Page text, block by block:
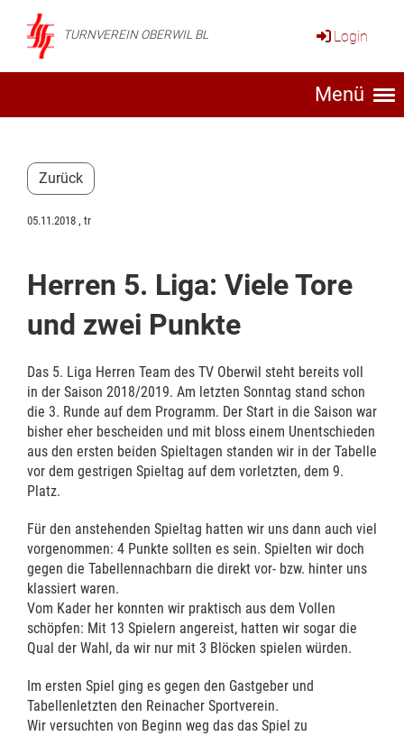
TURNVEREIN OBERWIL BL Login
Menü
Zurück
05.11.2018 , tr
Herren 5. Liga: Viele Tore
und zwei Punkte
Das 5. Liga Herren Team des TV Oberwil steht bereits voll
in der Saison 2018/2019. Am letzten Sonntag stand schon
die 3. Runde auf dem Programm. Der Start in die Saison war
bisher eher bescheiden und mit bloss einem Unentschieden
aus den ersten beiden Spieltagen standen wir in der Tabelle
vor dem gestrigen Spieltag auf dem vorletzten, dem 9.
Platz.
Für den anstehenden Spieltag hatten wir uns dann auch viel
vorgenommen: 4 Punkte sollten es sein. Spielten wir doch
gegen die Tabellennachbarn die direkt vor- bzw. hinter uns
klassiert waren.
Vom Kader her konnten wir praktisch aus dem Vollen
schöpfen: Mit 13 Spielern angereist, hatten wir sogar die
Qual der Wahl, da wir nur mit 3 Blöcken spielen würden.
Im ersten Spiel ging es gegen den Gastgeber und
Tabellenletzten den Reinacher Sportverein.
Wir versuchten von Beginn weg das das Spiel zu